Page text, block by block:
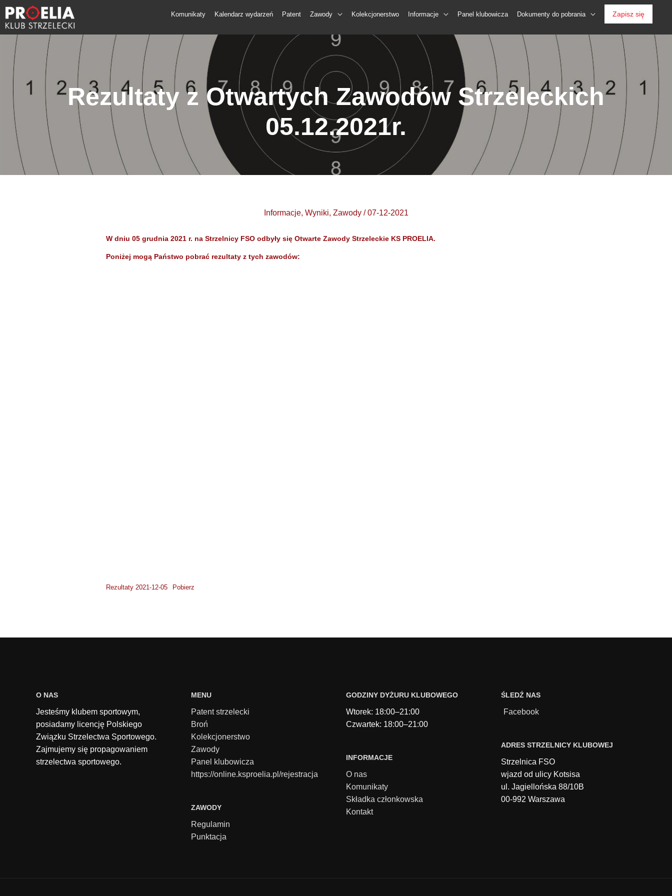
Komunikaty Kalendarz wydarzeń Patent Zawody Kolekcjonerstwo Informacje Panel klubowicza Dokumenty do pobrania Zapisz się
Rezultaty z Otwartych Zawodów Strzeleckich
05.12.2021r.
Informacje, Wyniki, Zawody/07-12-2021
W dniu 05 grudnia 2021 r. na Strzelnicy FSO odbyły się Otwarte Zawody Strzeleckie KS PROELIA.
Poniżej mogą Państwo pobrać rezultaty z tych zawodów:
Rezultaty 2021-12-05 Pobierz
O NAS
Jesteśmy klubem sportowym,
posiadamy licencję Polskiego
Związku Strzelectwa Sportowego.
Zajmujemy się propagowaniem
strzelectwa sportowego.
MENU
Patent strzelecki
Broń
Kolekcjonerstwo
Zawody
Panel klubowicza
https://online.ksproelia.pl/rejestracja
ZAWODY
Regulamin
Punktacja
GODZINY DYŻURU KLUBOWEGO
Wtorek: 18:00–21:00
Czwartek: 18:00–21:00
INFORMACJE
O nas
Komunikaty
Składka członkowska
Kontakt
ŚLEDŹ NAS
Facebook
ADRES STRZELNICY KLUBOWEJ
Strzelnica FSO
wjazd od ulicy Kotsisa
ul. Jagiellońska 88/10B
00-992 Warszawa